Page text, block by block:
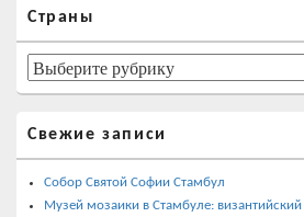
основной
боковой
панели
Страны
Страны
Свежие записи
Собор Святой Софии Стамбул
Музей мозаики в Стамбуле: